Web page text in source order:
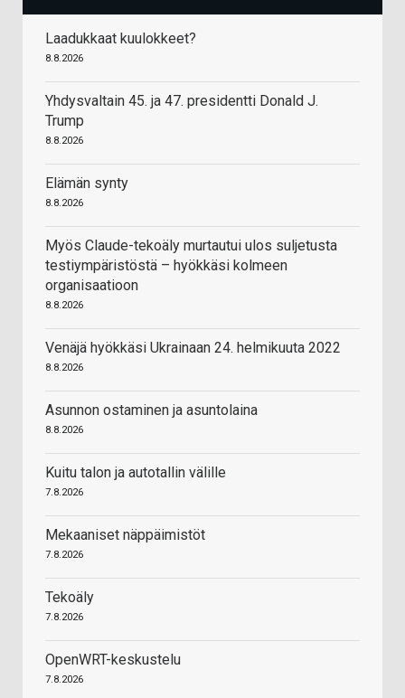
Laadukkaat kuulokkeet?
8.8.2026
Yhdysvaltain 45. ja 47. presidentti Donald J.
Trump
8.8.2026
Elämän synty
8.8.2026
Myös Claude-tekoäly murtautui ulos suljetusta
testiympäristöstä – hyökkäsi kolmeen
organisaatioon
8.8.2026
Venäjä hyökkäsi Ukrainaan 24. helmikuuta 2022
8.8.2026
Asunnon ostaminen ja asuntolaina
8.8.2026
Kuitu talon ja autotallin välille
7.8.2026
Mekaaniset näppäimistöt
7.8.2026
Tekoäly
7.8.2026
OpenWRT-keskustelu
7.8.2026